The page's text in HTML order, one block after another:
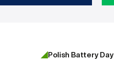
Polish Battery Day